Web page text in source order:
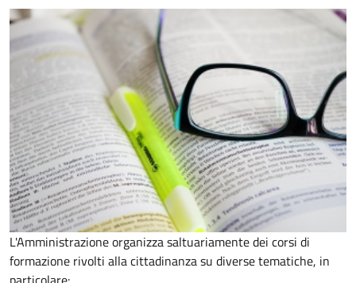
L'Amministrazione organizza saltuariamente dei corsi di
formazione rivolti alla cittadinanza su diverse tematiche, in